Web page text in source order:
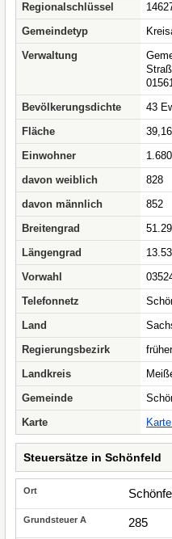
Regionalschlüssel
Gemeindetyp
Verwaltung
Bevölkerungsdichte
43
Fläche
Einwohner
1.680
davon weiblich
828
davon männlich
852
Breitengrad
Längengrad
Vorwahl
Telefonnetz
Land
Regierungsbezirk
Landkreis
Gemeinde
Karte
Steuersätze in Schönfeld
285